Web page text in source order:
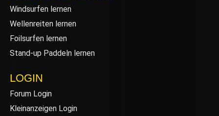
Windsurfen lernen
Wellenreiten lernen
Foilsurfen lernen
Stand-up Paddeln lernen
LOGIN
Forum Login
Kleinanzeigen Login